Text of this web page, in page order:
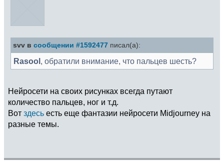
svv в сообщении #1592477 писал(а):
Rasool , обратили внимание, что пальцев шесть?
Нейросети на своих рисунках всегда путают
количество пальцев, ног и т.д.
Вот здесь есть еще фантазии нейросети Midjourney на
разные темы.